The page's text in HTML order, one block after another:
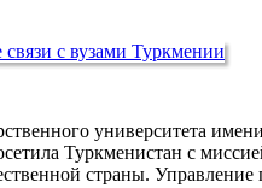
университета
Туркменистан с
страны.